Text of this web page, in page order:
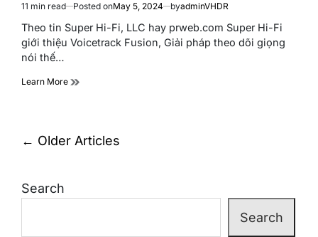
Estimated
read
time
11 min read Posted onMay 5, 2024 byadminVHDR
Theo tin Super Hi-Fi, LLC hay prweb.com Super Hi-Fi
giới thiệu Voicetrack Fusion, Giải pháp theo dõi giọng
nói thế…
Learn More
Posts
← Older Articles
Search
Search